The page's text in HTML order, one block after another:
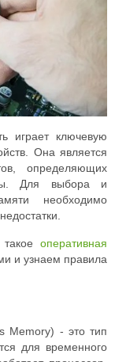
играет ключевую
Она является
определяющих
Для выбора и
необходимо
оперативная
и узнаем правила
Memory) - это тип
для временного